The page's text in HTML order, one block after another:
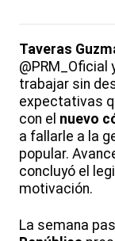
Taveras
trabajar sin
expectativas
con el nuevo
a fallarle a la
popular.
concluyó el
motivación.
La semana